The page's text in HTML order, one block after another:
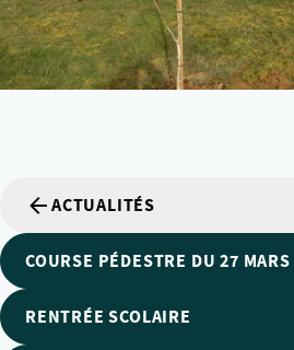
ACTUALITÉS
COURSE PÉDESTRE DU 27 MARS
RENTRÉE SCOLAIRE